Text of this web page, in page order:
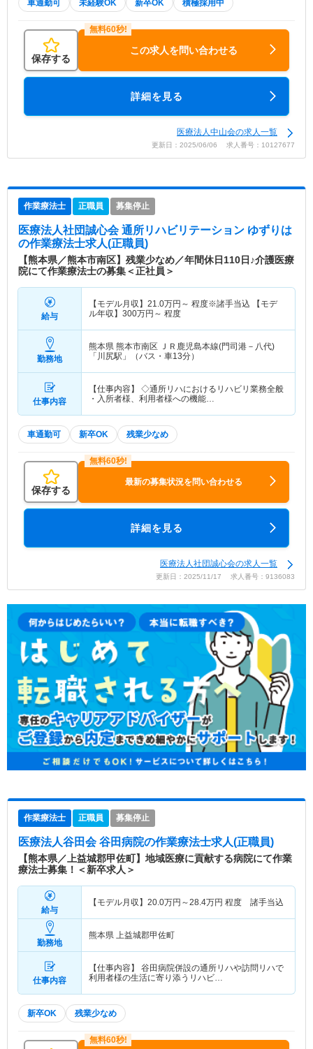
車通勤可 未経験OK 新卒OK 積極採用中
保存する
この求人を問い合わせる
詳細を見る
医療法人中山会の求人一覧
更新日：2025/06/06 求人番号：10127677
作業療法士 正職員 募集停止
医療法人社団誠心会 通所リハビリテーション ゆずりは
の作業療法士求人(正職員)
【熊本県／熊本市南区】残業少なめ／年間休日110日♪介護医療
院にて作業療法士の募集＜正社員＞
給与
【モデル月収】 21.0万円～ 程度※諸手当込 【モデ
ル年収】 300万円～ 程度
勤務地
熊本県 熊本市南区 ＪＲ鹿児島本線(門司港－八代)
「川尻駅」（バス・車13分）
仕事内容
【仕事内容】 ◇通所リハにおけるリハビリ業務全般
・入所者様、利用者様への機能…
車通勤可 新卒OK 残業少なめ
保存する
最新の募集状況を問い合わせる
詳細を見る
医療法人社団誠心会の求人一覧
更新日：2025/11/17 求人番号：9136083
作業療法士 正職員 募集停止
医療法人谷田会 谷田病院の作業療法士求人(正職員)
【熊本県／上益城郡甲佐町】地域医療に貢献する病院にて作業
療法士募集！＜新卒求人＞
給与
【モデル月収】 20.0万円～28.4万円 程度 諸手当込
勤務地
熊本県 上益城郡甲佐町
仕事内容
【仕事内容】 谷田病院併設の通所リハや訪問リハで
利用者様の生活に寄り添うリハビ…
新卒OK 残業少なめ